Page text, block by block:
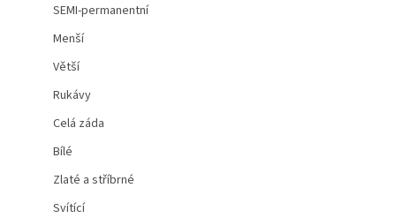
SEMI-permanentní
Menší
Větší
Rukávy
Celá záda
Bílé
Zlaté a stříbrné
Svítící